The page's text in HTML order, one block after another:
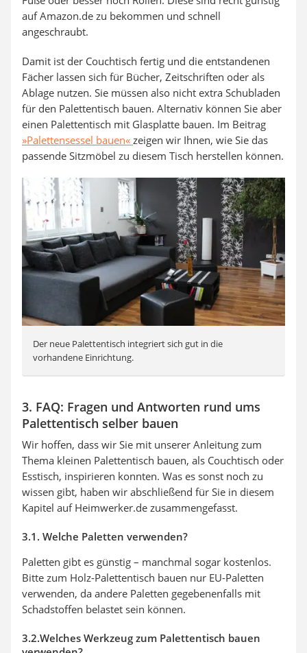
auf Amazon.de zu bekommen und schnell
angeschraubt.
Damit ist der Couchtisch fertig und die entstandenen
Fächer lassen sich für Bücher, Zeitschriften oder als
Ablage nutzen. Sie müssen also nicht extra Schubladen
für den Palettentisch bauen. Alternativ können Sie aber
einen Palettentisch mit Glasplatte bauen. Im Beitrag
»Palettensessel bauen« zeigen wir Ihnen, wie Sie das
passende Sitzmöbel zu diesem Tisch herstellen können.
Der neue Palettentisch integriert sich gut in die
vorhandene Einrichtung.
3. FAQ: Fragen und Antworten rund ums
Palettentisch selber bauen
Wir hoffen, dass wir Sie mit unserer Anleitung zum
Thema kleinen Palettentisch bauen, als Couchtisch oder
Esstisch, inspirieren konnten. Was es sonst noch zu
wissen gibt, haben wir abschließend für Sie in diesem
Kapitel auf Heimwerker.de zusammengefasst.
3.1. Welche Paletten verwenden?
Paletten gibt es günstig – manchmal sogar kostenlos.
Bitte zum Holz-Palettentisch bauen nur EU-Paletten
verwenden, da andere Paletten gegebenenfalls mit
Schadstoffen belastet sein können.
3.2.Welches Werkzeug zum Palettentisch bauen